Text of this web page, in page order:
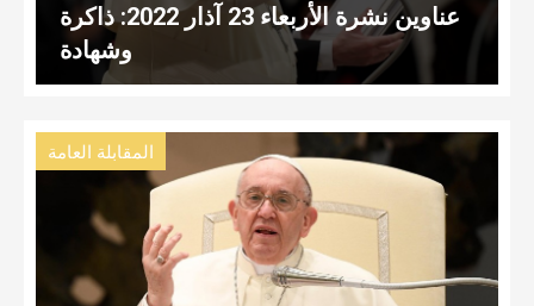
عناوين نشرة الأربعاء 23 آذار 2022: ذاكرة
وشهادة
المقابلة العامة